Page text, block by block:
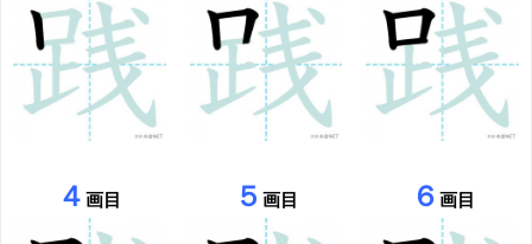
４画目 ５ 画目 ６ 画目